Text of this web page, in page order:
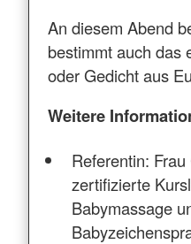
An diesem Abend
bestimmt auch das
oder Gedicht aus
Weitere
Referentin:
zertifizierte
Babymassage